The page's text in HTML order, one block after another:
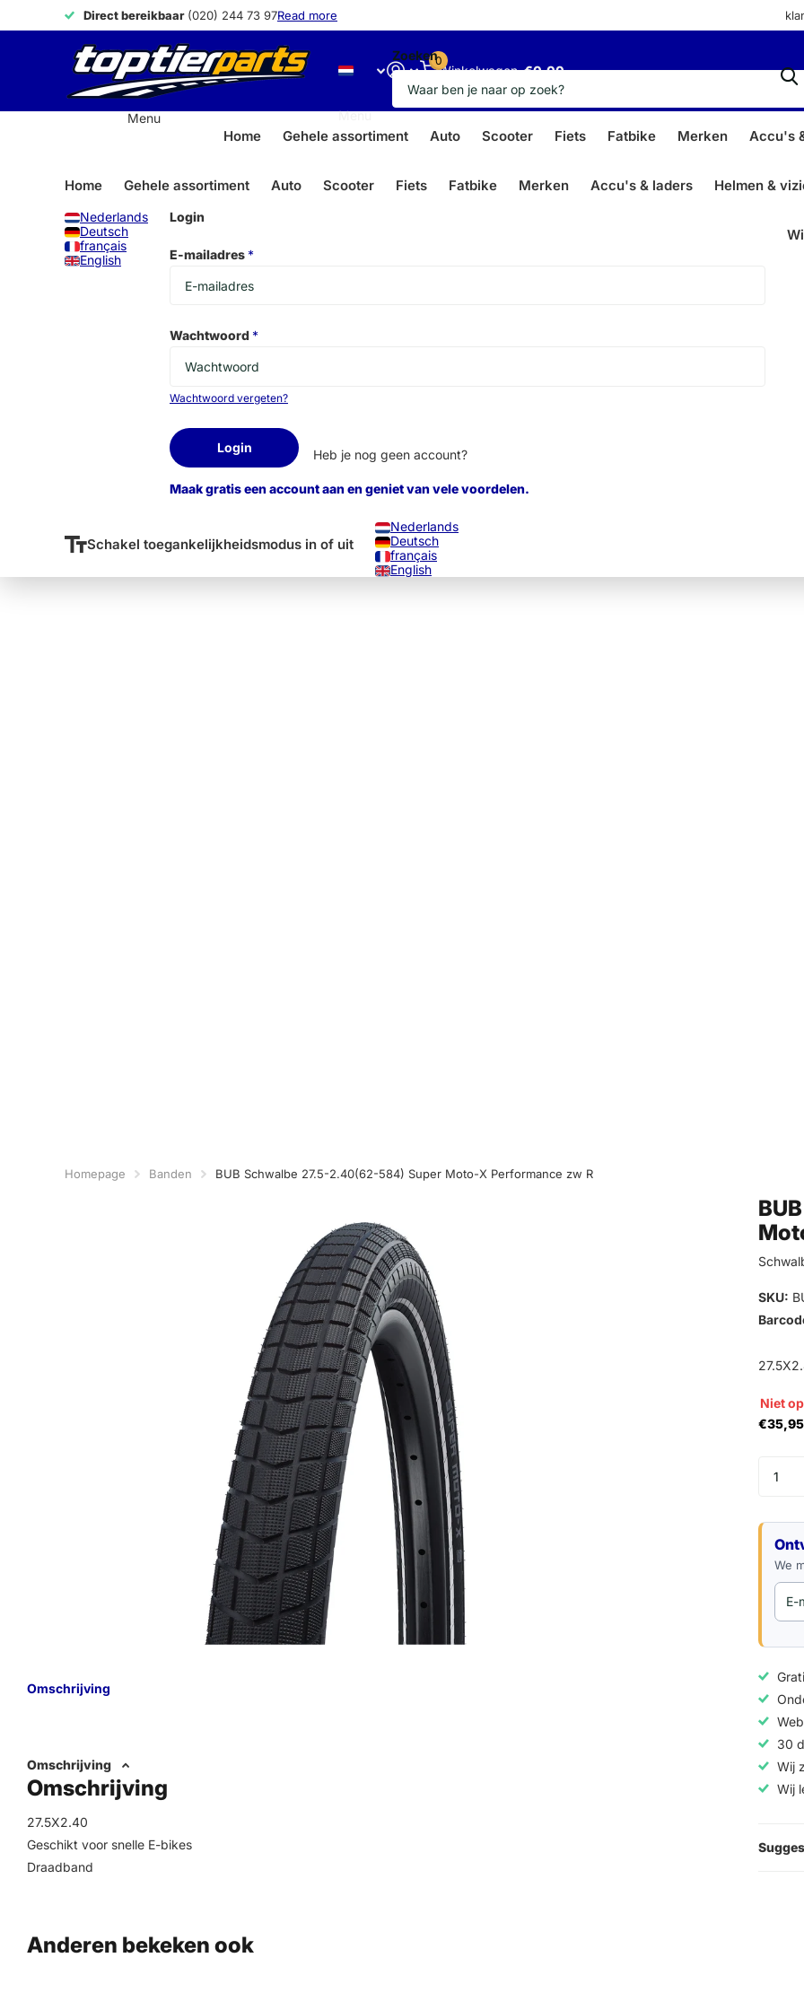
Direct bereikbaar(020) 244 73 97Read more
Direct bereikbaar
Zoeken
Menu
Winkelwagen
0
€0,00
Menu
Home Gehele assortiment Auto Scooter Fiets Fatbike Merken Accu's
Home Gehele assortiment Auto Scooter Fiets Fatbike Merken Accu's & laders Helmen &
Nederlands
Deutsch
français
English
Login
E-mailadres *
Wachtwoord *
Wachtwoord vergeten?
Login Heb je nog geen account?
Maak gratis een account aan en geniet van vele voordelen.
Schakel toegankelijkheidsmodus in of uit
Nederlands
Deutsch
français
English
Homepage Banden BUB Schwalbe 27.5-2.40(62-584) Super Moto-X Performance zw R
Omschrijving
Omschrijving
Omschrijving
27.5X2.40
Geschikt voor snelle E-bikes
Draadband
SKU:
Niet
€35,95
We
E-
30
Wij
Wij
Anderen bekeken ook